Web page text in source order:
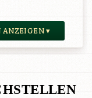
ANZEIGEN ▾